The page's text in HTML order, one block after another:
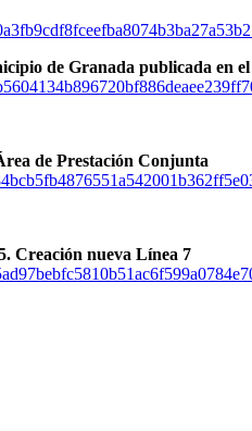
de Granada publicada en
de Prestación Conjunta
Creación nueva Línea 7